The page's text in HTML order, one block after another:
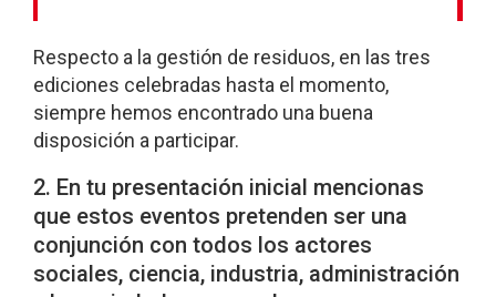
Respecto a la gestión de residuos, en las tres
ediciones celebradas hasta el momento,
siempre hemos encontrado una buena
disposición a participar.
2. En tu presentación inicial mencionas
que estos eventos pretenden ser una
conjunción con todos los actores
sociales, ciencia, industria, administración